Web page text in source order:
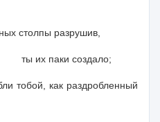
разрушив,
создало;
как раздробленный